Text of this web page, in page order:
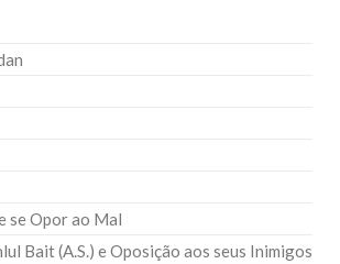
se Opor ao Mal
Bait (A.S.) e Oposição aos seus Inimigos